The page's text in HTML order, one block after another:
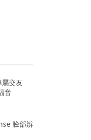
屬交友
音
臉部辨